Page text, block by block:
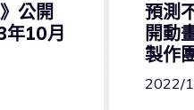
公開
年10月
預測
開動
製作
2022/